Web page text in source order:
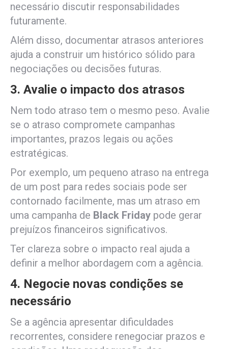
necessário discutir responsabilidades
futuramente.
Além disso, documentar atrasos anteriores
ajuda a construir um histórico sólido para
negociações ou decisões futuras.
3. Avalie o impacto dos atrasos
Nem todo atraso tem o mesmo peso. Avalie
se o atraso compromete campanhas
importantes, prazos legais ou ações
estratégicas.
Por exemplo, um pequeno atraso na entrega
de um post para redes sociais pode ser
contornado facilmente, mas um atraso em
uma campanha de Black Friday pode gerar
prejuízos financeiros significativos.
Ter clareza sobre o impacto real ajuda a
definir a melhor abordagem com a agência.
4. Negocie novas condições se
necessário
Se a agência apresentar dificuldades
recorrentes, considere renegociar prazos e